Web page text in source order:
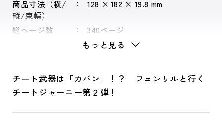
商品寸法（横/
縦/束幅）
128 × 182 × 19.8 mm
総ページ数 340ページ
もっと見る
チート武器は「カバン」！？ フェンリルと行く
チートジャーニー第２弾！